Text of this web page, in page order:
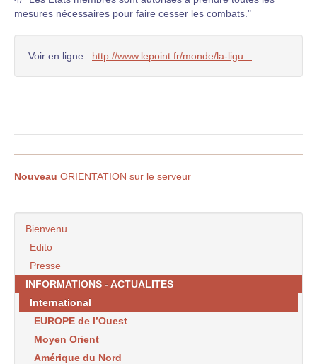
mesures nécessaires pour faire cesser les combats."
Voir en ligne : http://www.lepoint.fr/monde/la-ligu...
Nouveau ORIENTATION sur le serveur
Bienvenu
Edito
Presse
INFORMATIONS - ACTUALITES
International
EUROPE de l’Ouest
Moyen Orient
Amérique du Nord